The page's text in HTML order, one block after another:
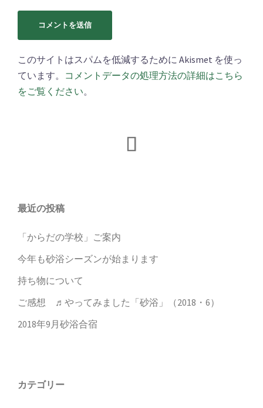
このサイトはスパムを低減するために Akismet を使っ
ています。 コメントデータの処理方法の詳細はこちら
をご覧ください。
最近の投稿
「からだの学校」ご案内
今年も砂浴シーズンが始まります
持ち物について
ご感想 ♬やってみました「砂浴」（2018・6）
2018年9月砂浴合宿
カテゴリー